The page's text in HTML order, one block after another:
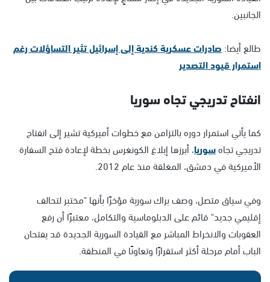
الجانبين.
طالع أيضا: صادرات عسكرية كندية إلى إسرائيل تثير التساؤلات رغم
استمرار قيود التصدير
انفتاح تدريجي تجاه سوريا
كما يأتي استمرار دوره بالتزامن مع خطوات أميركية تشير إلى انفتاح
تدريجي تجاهسوريا، أبرزها إبلاغ الكونغرس بخطة لإعادة فتح السفارة
الأميركية في دمشق، المغلقة منذ عام 2012.
وفي سياق متصل، وصف براك سورية مؤخرًا بأنها "مختبر لتحالف
إقليمي جديد" قائم على الدبلوماسية والتكامل، معتبرًا أن رفع
العقوبات والانخراط المباشر مع القيادة السورية الجديدة قد يفتحان
الباب أمام مرحلة أكثر استقرارًا وتعاونًا في المنطقة.